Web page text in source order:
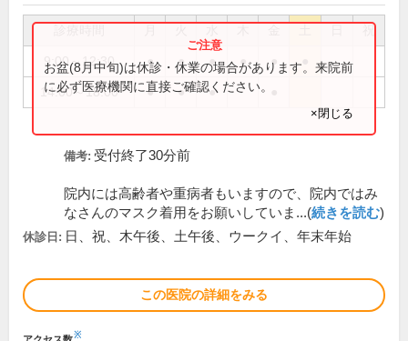
祝
9:00～12:30 ● ● ● ● ●
14:00～18:00 ● ● ●
お盆(8月中旬)は休診・休業の場合があります。来院前
に必ず医療機関に直接ご確認ください。
×閉じる
備考: 受付終了30分前
院内には高齢者や重病者もいますので、院内ではみ
なさんのマスク着用をお願いしていま...(続きを読む)
休診日: 日、祝、木午後、土午後、ウークイ、年末年始
この医院の詳細をみる
※